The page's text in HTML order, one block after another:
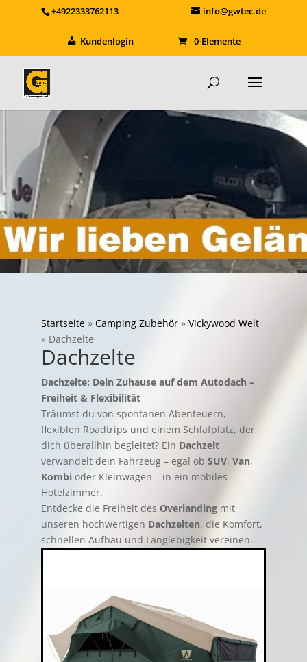
+4922333762113 info@gwtec.de
Kundenlogin 0-Elemente
Startseite» Camping Zubehör» Vickywood Welt
» Dachzelte
Dachzelte
Dachzelte: Dein Zuhause auf dem Autodach –
Freiheit & Flexibilität
Träumst du von spontanen Abenteuern,
flexiblen Roadtrips und einem Schlafplatz, der
dich überallhin begleitet? Ein Dachzelt
verwandelt dein Fahrzeug – egal ob SUV, Van,
Kombioder Kleinwagen – in ein mobiles
Hotelzimmer.
Entdecke die Freiheit des Overlandingmit
unseren hochwertigen Dachzelten, die Komfort,
schnellen Aufbau und Langlebigkeit vereinen.